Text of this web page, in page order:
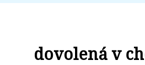
dovolená v